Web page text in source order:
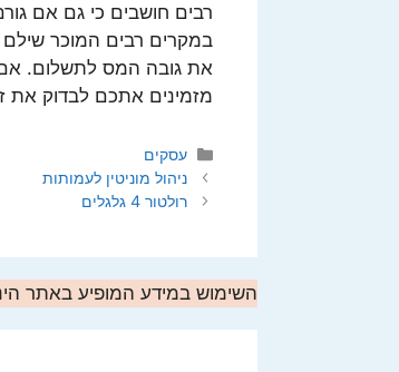
רבים חושבים כי גם אם
במקרים רבים המוכר שילם
את גובה המס לתשלום.
מזמינים אתכם לבדוק את
קטגוריות
עסקים
ניהול מוניטין לעמותות
רולטור 4 גלגלים
השימוש במידע המופיע באתר